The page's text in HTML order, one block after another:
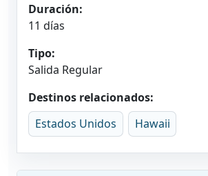
Duración:
11 días
Tipo:
Salida Regular
Destinos relacionados:
Estados Unidos
Hawaii